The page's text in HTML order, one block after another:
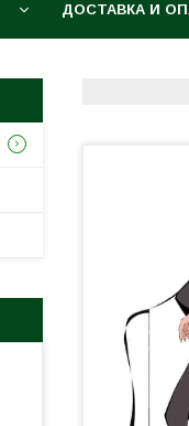
ДОСТАВКА И